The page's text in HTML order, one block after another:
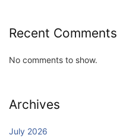
Recent Comments
No comments to show.
Archives
July 2026